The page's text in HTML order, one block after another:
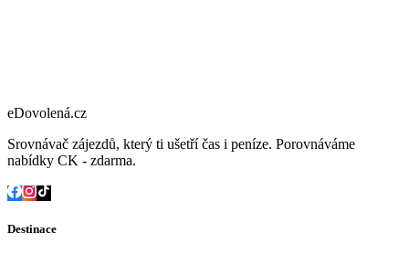
eDovolená.cz
Srovnávač zájezdů, který ti ušetří čas i peníze. Porovnáváme
nabídky CK - zdarma.
Destinace